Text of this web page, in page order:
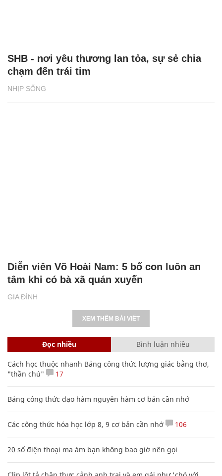
NHỊP SỐNG
SHB - nơi yêu thương lan tỏa, sự sẻ chia
chạm đến trái tim
GIA ĐÌNH
Diễn viên Võ Hoài Nam: 5 bố con luôn an
tâm khi có bà xã quán xuyến
XEM THÊM BÀI VIẾT
Đọc nhiều Bình luận nhiều
Cách học thuộc nhanh Bảng công thức lượng giác bằng thơ,
"thần chú"
17
Bảng công thức đạo hàm nguyên hàm cơ bản cần nhớ
Các công thức hóa học lớp 8, 9 cơ bản cần nhớ 106
20 số điện thoại ma ám bạn không bao giờ nên gọi